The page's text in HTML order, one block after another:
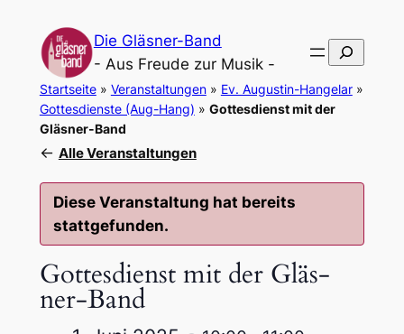
Die Gläsner-Band
- Aus Freude zur Musik -
Suchen
Startseite» Veranstaltungen» Ev. Augustin-Hangelar»
Gottesdienste (Aug-Hang) » Gottesdienst mit der
Gläsner-Band
← Alle Veranstaltungen
Diese Veranstaltung hat bereits
stattgefunden.
Gottes­dienst mit der Gläs­
ner-Band